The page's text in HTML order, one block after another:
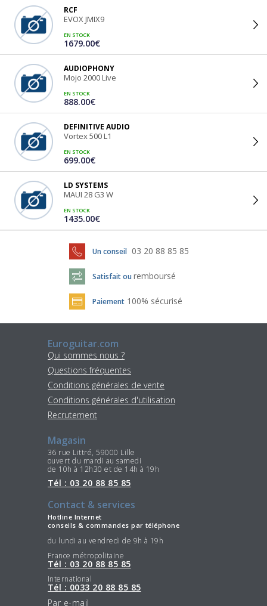
RCF
EVOX JMIX9
EN STOCK
1679.00€
AUDIOPHONY
Mojo 2000 Live
EN STOCK
888.00€
DEFINITIVE AUDIO
Vortex 500 L1
EN STOCK
699.00€
LD SYSTEMS
MAUI 28 G3 W
EN STOCK
1435.00€
Un conseil 03 20 88 85 85
Satisfait ou remboursé
Paiement 100% sécurisé
Euroguitar.com
Qui sommes nous ?
Questions fréquentes
Conditions générales de vente
Conditions générales d'utilisation
Recrutement
Magasin
36 rue Littré, 59000 Lille
ouvert du mardi au samedi
de 10h à 12h30 et de 14h à 19h
Tél : 03 20 88 85 85
Contact & services
Hotline Internet
conseils & commandes par téléphone
du lundi au vendredi de 9h à 19h
France métropolitaine
Tél : 03 20 88 85 85
International
Tél : 0033 20 88 85 85
Par e-mail